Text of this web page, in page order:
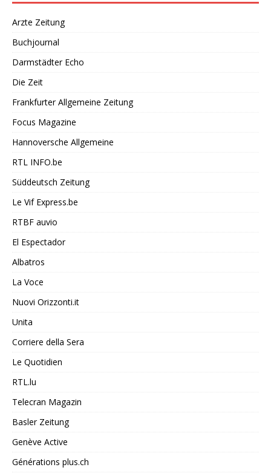
Arzte Zeitung
Buchjournal
Darmstädter Echo
Die Zeit
Frankfurter Allgemeine Zeitung
Focus Magazine
Hannoversche Allgemeine
RTL INFO.be
Süddeutsch Zeitung
Le Vif Express.be
RTBF auvio
El Espectador
Albatros
La Voce
Nuovi Orizzonti.it
Unita
Corriere della Sera
Le Quotidien
RTL.lu
Telecran Magazin
Basler Zeitung
Genève Active
Générations plus.ch